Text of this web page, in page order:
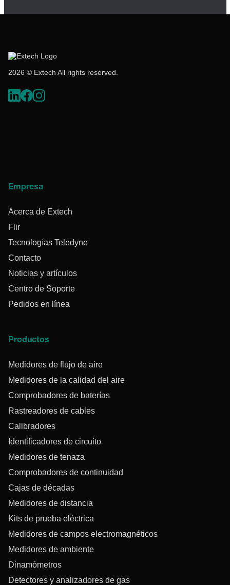
2026 © Extech All rights reserved.
Empresa
Acerca de Extech
Flir
Tecnologías Teledyne
Contacto
Noticias y artículos
Centro de Soporte
Pedidos en línea
Productos
Medidores de flujo de aire
Medidores de la calidad del aire
Comprobadores de baterías
Rastreadores de cables
Calibradores
Identificadores de circuito
Medidores de tenaza
Comprobadores de continuidad
Cajas de décadas
Medidores de distancia
Kits de prueba eléctrica
Medidores de campos electromagnéticos
Medidores de ambiente
Dinamómetros
Detectores y analizadores de gas